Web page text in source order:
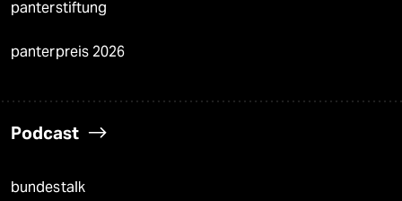
panterstiftung
panterpreis 2026
Podcast
bundestalk